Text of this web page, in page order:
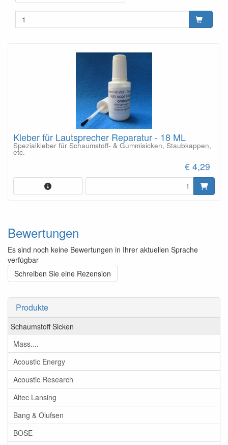
Produkte
Schaumstoff Sicken
Mass....
Acoustic Energy
Acoustic Research
Altec Lansing
Bang & Olufsen
BOSE
Kleber für Lautsprecher Reparatur - 18 ML
Spezialkleber für Schaumstoff- & Gummisicken, Staubkappen,
etc.
€ 4,29
Bewertungen
Es sind noch keine Bewertungen in Ihrer aktuellen Sprache
verfügbar
Schreiben Sie eine Rezension